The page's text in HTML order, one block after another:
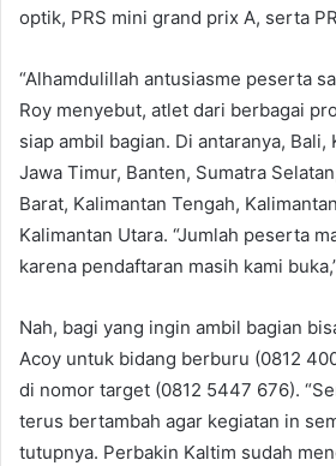
optik, PRS mini grand prix A, serta
“Alhamdulillah antusiasme peserta
Roy menyebut, atlet dari berbagai
siap ambil bagian. Di antaranya, Bali,
Jawa Timur, Banten, Sumatra
Barat, Kalimantan Tengah,
Kalimantan Utara. “Jumlah peserta
karena pendaftaran masih kami
Nah, bagi yang ingin ambil bagian
Acoy untuk bidang berburu (0812
di nomor target (0812 5447 676).
terus bertambah agar kegiatan in
tutupnya. Perbakin Kaltim sudah